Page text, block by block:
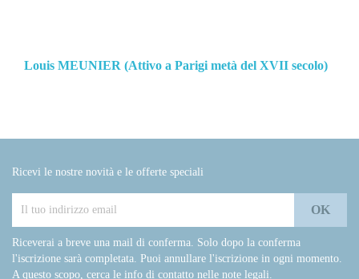
Louis MEUNIER (Attivo a Parigi metà del XVII secolo)
Ricevi le nostre novità e le offerte speciali
Riceverai a breve una mail di conferma. Solo dopo la conferma
l'iscrizione sarà completata. Puoi annullare l'iscrizione in ogni momento.
A questo scopo, cerca le info di contatto nelle note legali.